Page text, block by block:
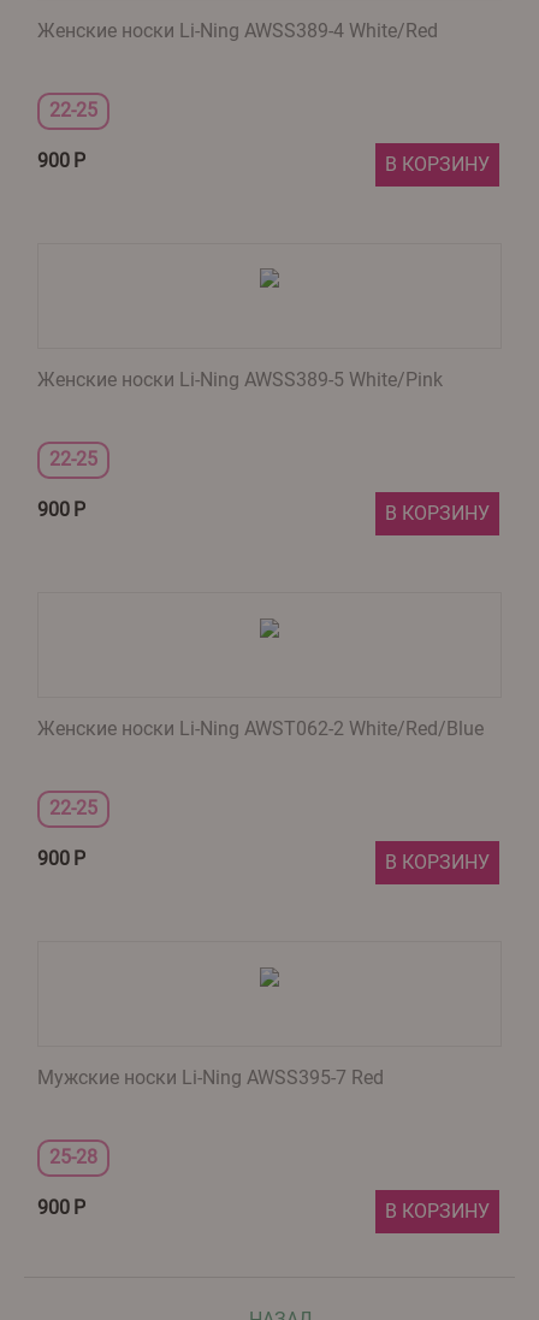
Женские носки Li-Ning AWSS389-4 White/Red
22-25
900 Р В КОРЗИНУ
Женские носки Li-Ning AWSS389-5 White/Pink
22-25
900 Р В КОРЗИНУ
Женские носки Li-Ning AWST062-2 White/Red/Blue
22-25
900 Р В КОРЗИНУ
Мужские носки Li-Ning AWSS395-7 Red
25-28
900 Р В КОРЗИНУ